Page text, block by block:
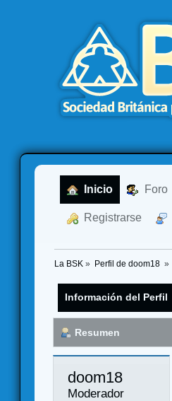
Inicio Foro
Registrarse
La BSK » Perfil de doom18 »
Información del Perfil
Resumen
doom18
Moderador